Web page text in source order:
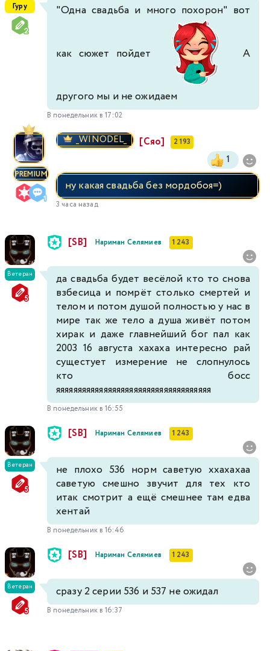
Гуру "Одна свадьба и много похорон" вот
как сюжет пойдет А
другого мы и не ожидаем
В понедельник в 17:02
PREMIUM
_WINODEL_ [Сяо] 2 193
1
ну какая свадьба без мордобоя=)
3 часа назад
Ветеран
[SB] Нариман Селямиев 1 243
да свадьба будет весёлой кто то снова
взбесица и помрёт столько смертей и
телом и потом душой полностью у нас в
мире так же тело а душа живёт потом
хирак и даже главнейший бог пал как
2003 16 августа хахаха интересно рай
сущестует измерение не слопнулось
кто босс
яяяяяяяяяяяяяяяяяяяяяяяяяяяяяяяяяяяя
В понедельник в 16:55
Ветеран
[SB] Нариман Селямиев 1 243
не плохо 536 норм саветую ххахахаа
саветую смешно звучит для тех кто
итак смотрит а ещё смешнее там едва
хентай
В понедельник в 16:46
Ветеран
[SB] Нариман Селямиев 1 243
сразу 2 серии 536 и 537 не ожидал
В понедельник в 16:37